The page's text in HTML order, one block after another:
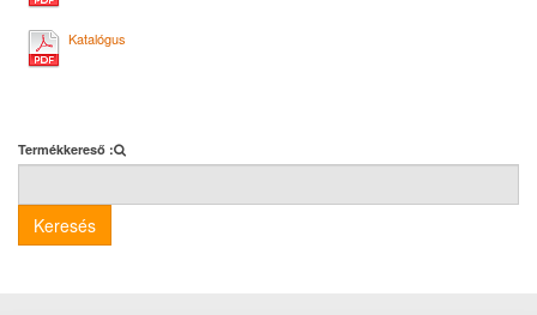
Katalógus
Termékkereső :
Keresés